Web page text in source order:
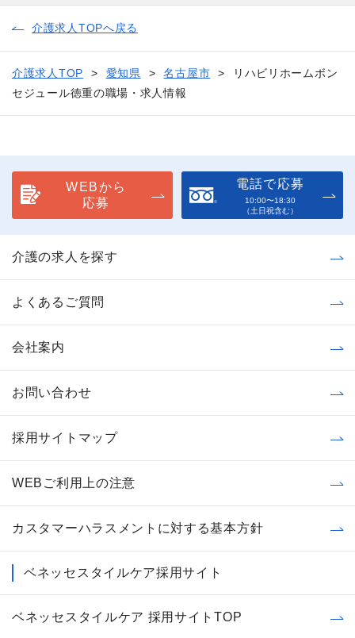
介護求人TOPへ戻る
介護求人TOP 愛知県 名古屋市
リハビリホームボン
セジュール徳重の職場・求人情報
WEBから
応募
電話で応募
10:00〜18:30
（土日祝含む）
介護の求人を探す
よくあるご質問
会社案内
お問い合わせ
採用サイトマップ
WEBご利用上の注意
カスタマーハラスメントに対する基本方針
ベネッセスタイルケア採用サイト
ベネッセスタイルケア 採用サイトTOP